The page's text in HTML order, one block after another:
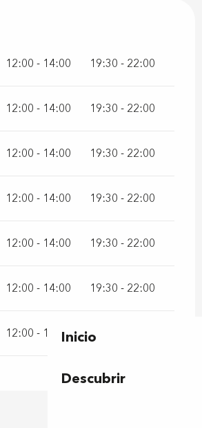
Inicio
Descubrir
12:00 - 14:00 19:30 - 22:00
12:00 - 14:00 19:30 - 22:00
12:00 - 14:00 19:30 - 22:00
12:00 - 14:00 19:30 - 22:00
12:00 - 14:00 19:30 - 22:00
12:00 - 14:00 19:30 - 22:00
12:00 - 14:00 19:30 - 22:00